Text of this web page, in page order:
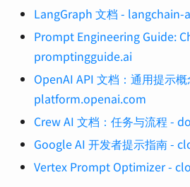
LangGraph 文档 - langchain-
Prompt Engineering Guide:
promptingguide.ai
OpenAI API 文档：通用提示概
platform.openai.com
Crew AI 文档：任务与流程 -
Google AI 开发者提示指南 -
Vertex Prompt Optimizer -